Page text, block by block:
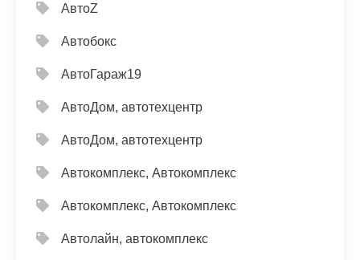
АвтоZ
Автобокс
АвтоГараж19
АвтоДом, автотехцентр
АвтоДом, автотехцентр
Автокомплекс, Автокомплекс
Автокомплекс, Автокомплекс
Автолайн, автокомплекс